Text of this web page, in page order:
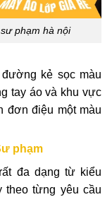
phạm hà nội
kẻ sọc màu
tay áo và khu vực
đơn điệu một màu
phạm
đa dạng từ kiểu
theo từng yêu cầu